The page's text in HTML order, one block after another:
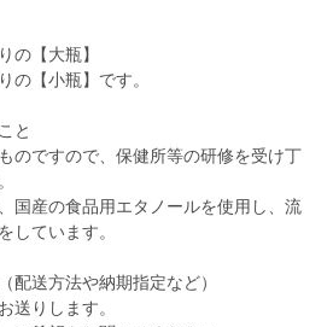
の【大瓶】
の【小瓶】です。
と
のですので、保健所等の研修を受け丁
国産の食品用エタノールを使用し、流
しています。
配送方法や納期指定など）
送りします。